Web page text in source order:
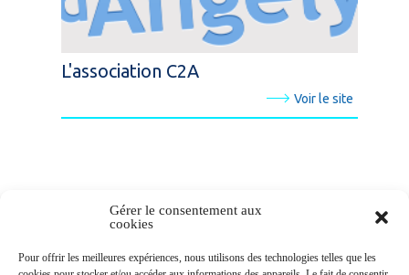
Gérer le consentement aux
cookies
Pour offrir les meilleures expériences, nous utilisons des technologies telles que les
L'association C2A
Voir le site
Newsletters